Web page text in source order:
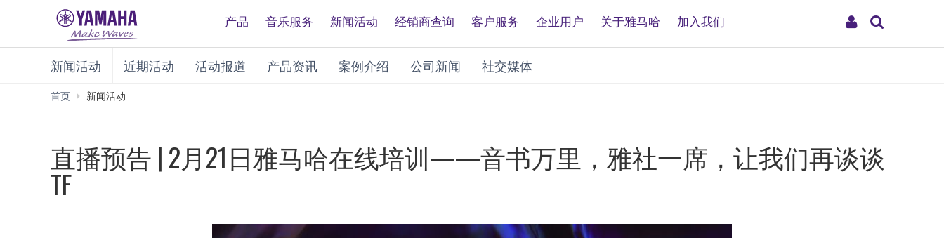
My
产品 音乐服务 新闻活动 经销商查询 客户服务 企业用户 关于雅马哈 加入我们
新闻活动 近期活动 活动报道 产品资讯 案例介绍 公司新闻 社交媒体
首页 新闻活动
直播预告 | 2月21日雅马哈在线培训——音书万里，雅社一席，让我们再谈谈
TF